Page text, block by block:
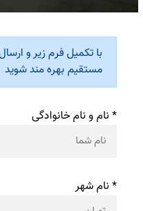
با تکمیل فرم زیر و
مستقیم بهره مند شوید
* نام و نام خانوادگی
* نام شهر